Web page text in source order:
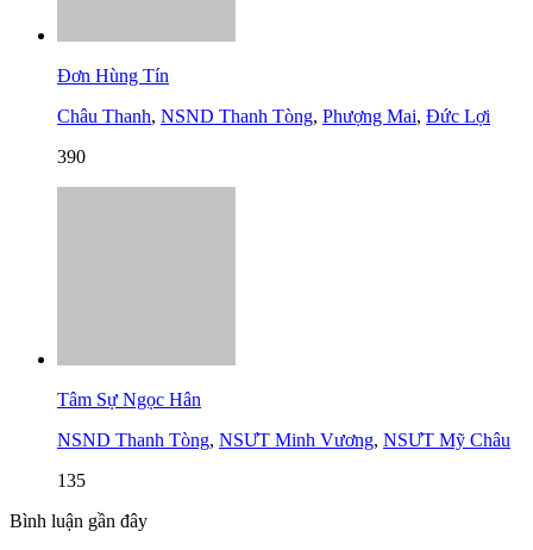
Đơn Hùng Tín
Châu Thanh, NSND Thanh Tòng, Phượng Mai, Đức Lợi
390
Tâm Sự Ngọc Hân
NSND Thanh Tòng, NSƯT Minh Vương, NSƯT Mỹ Châu
135
Bình luận gần đây